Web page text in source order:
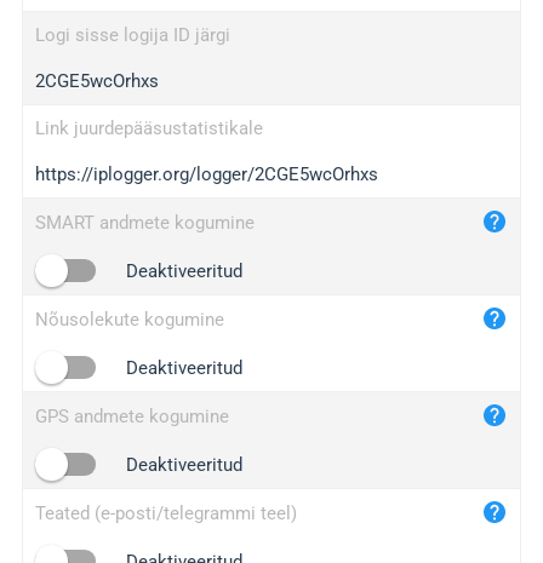
wl.gl
ed.tc
bc.ax
iplogger.com
maper.info
2no.co
yip.su
iplogger.info
Logi sisse logija ID järgi
2CGE5wcOrhxs
Link juurdepääsustatistikale
https://iplogger.org/logger/2CGE5wcOrhxs
SMART andmete kogumine
Deaktiveeritud
Nõusolekute kogumine
Deaktiveeritud
GPS andmete kogumine
Deaktiveeritud
Teated (e-posti/telegrammi teel)